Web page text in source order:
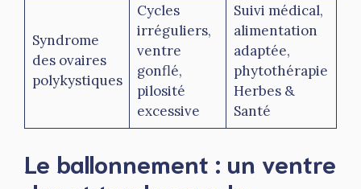
Syndrome
des ovaires
polykystiques
Cycles
irréguliers,
ventre
gonflé,
pilosité
excessive
Suivi médical,
alimentation
adaptée,
phytothérapie
Herbes &
Santé
Le ballonnement : un ventre